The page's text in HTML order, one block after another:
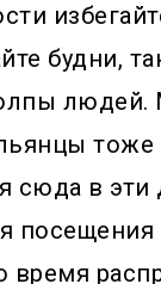
будни,
людей.
тоже
сюда в эти
посещения
время